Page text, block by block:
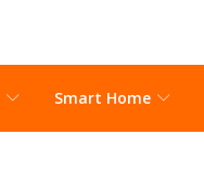
Smart Home